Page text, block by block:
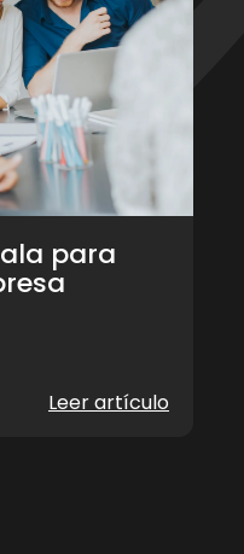
para
Leer artículo